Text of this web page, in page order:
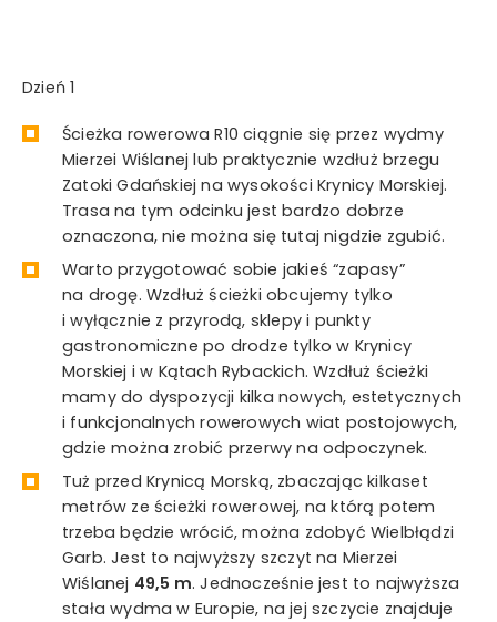
Dzień 1
Ścieżka rowerowa R10 ciągnie się przez wydmy
Mierzei Wiślanej lub praktycznie wzdłuż brzegu
Zatoki Gdańskiej na wysokości Krynicy Morskiej.
Trasa na tym odcinku jest bardzo dobrze
oznaczona, nie można się tutaj nigdzie zgubić.
Warto przygotować sobie jakieś “zapasy”
na drogę. Wzdłuż ścieżki obcujemy tylko
i wyłącznie z przyrodą, sklepy i punkty
gastronomiczne po drodze tylko w Krynicy
Morskiej i w Kątach Rybackich. Wzdłuż ścieżki
mamy do dyspozycji kilka nowych, estetycznych
i funkcjonalnych rowerowych wiat postojowych,
gdzie można zrobić przerwy na odpoczynek.
Tuż przed Krynicą Morską, zbaczając kilkaset
metrów ze ścieżki rowerowej, na którą potem
trzeba będzie wrócić, można zdobyć Wielbłądzi
Garb. Jest to najwyższy szczyt na Mierzei
Wiślanej 49,5 m. Jednocześnie jest to najwyższa
stała wydma w Europie, na jej szczycie znajduje